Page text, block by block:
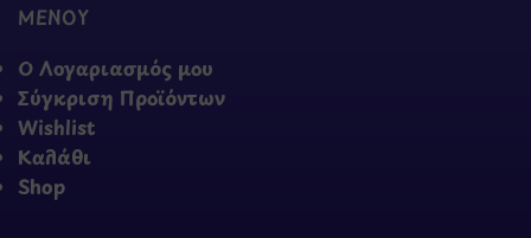
ΜΕΝΟΥ
Ο Λογαριασμός μου
Σύγκριση Προϊόντων
Wishlist
Καλάθι
Shop